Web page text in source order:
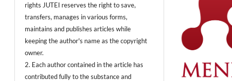
rights JUTEI reserves the right to save,
transfers, manages in various forms,
maintains and publishes articles while
keeping the author's name as the copyright
owner.
2. Each author contained in the article has
contributed fully to the substance and